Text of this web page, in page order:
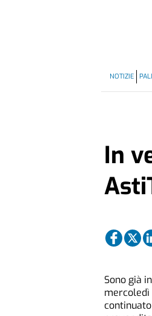
NOTIZIE
In
Sono già
mercoledì
continuato